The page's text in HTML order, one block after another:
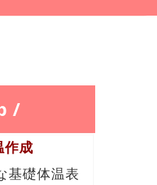
/
作成
基礎体温表